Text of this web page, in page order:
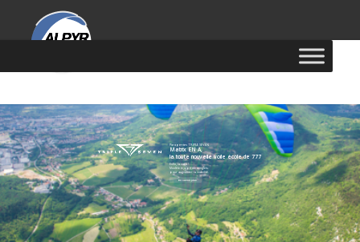
Parapentes TRIPLE SEVEN
Matrix EN A,
la toute nouvelle voile école de 777
Enfin, la voilà !
Modèle équipé de winglets
pour augmenter la stabilité.
En savoir plus